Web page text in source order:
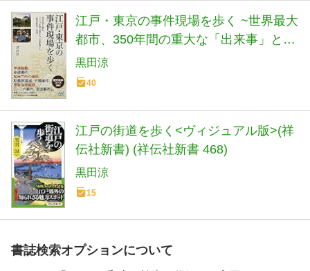
江戸・東京の事件現場を歩く ~世界最大
都市、350年間の重大な「出来事」と
「歴史散歩」案内~
黒田涼
40
江戸の街道を歩く<ヴィジュアル版>(祥
伝社新書) (祥伝社新書 468)
黒田涼
15
書誌検索オプションについて